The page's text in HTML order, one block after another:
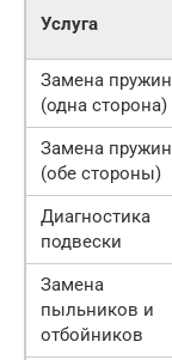
Услуга
Замена пружин
(одна сторона)
Замена пружин
(обе стороны)
Диагностика
подвески
Замена
пыльников и
отбойников